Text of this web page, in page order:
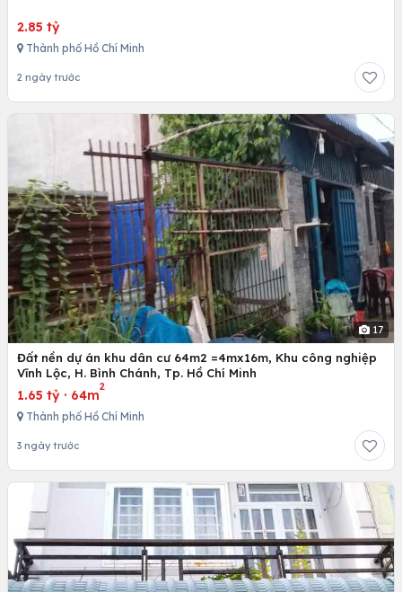
2.85 tỷ
Thành phố Hồ Chí Minh
2 ngày trước
17
Đất nền dự án khu dân cư 64m2 =4mx16m, Khu công nghiệp
Vĩnh Lộc, H. Bình Chánh, Tp. Hồ Chí Minh
1.65 tỷ · 64m
2
Thành phố Hồ Chí Minh
3 ngày trước